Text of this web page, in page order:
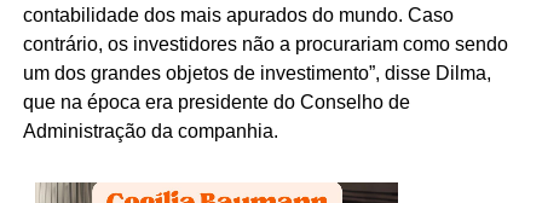
contabilidade dos mais apurados do mundo. Caso
contrário, os investidores não a procurariam como sendo
um dos grandes objetos de investimento”, disse Dilma,
que na época era presidente do Conselho de
Administração da companhia.